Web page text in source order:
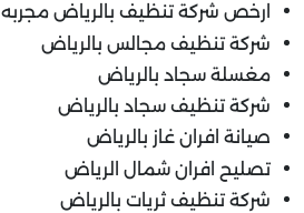
ارخص شركة تنظيف بالرياض مجربه
شركة تنظيف مجالس بالرياض
مغسلة سجاد بالرياض
شركة تنظيف سجاد بالرياض
صيانة افران غاز بالرياض
تصليح افران شمال الرياض
شركة تنظيف ثريات بالرياض